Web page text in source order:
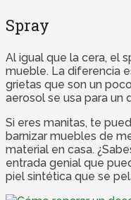
Spray
Al igual que la cera, el
mueble. La diferencia
grietas que son un
aerosol se usa para un
Si eres manitas, te
barnizar muebles de
material en casa.
entrada genial que
piel sintética que se